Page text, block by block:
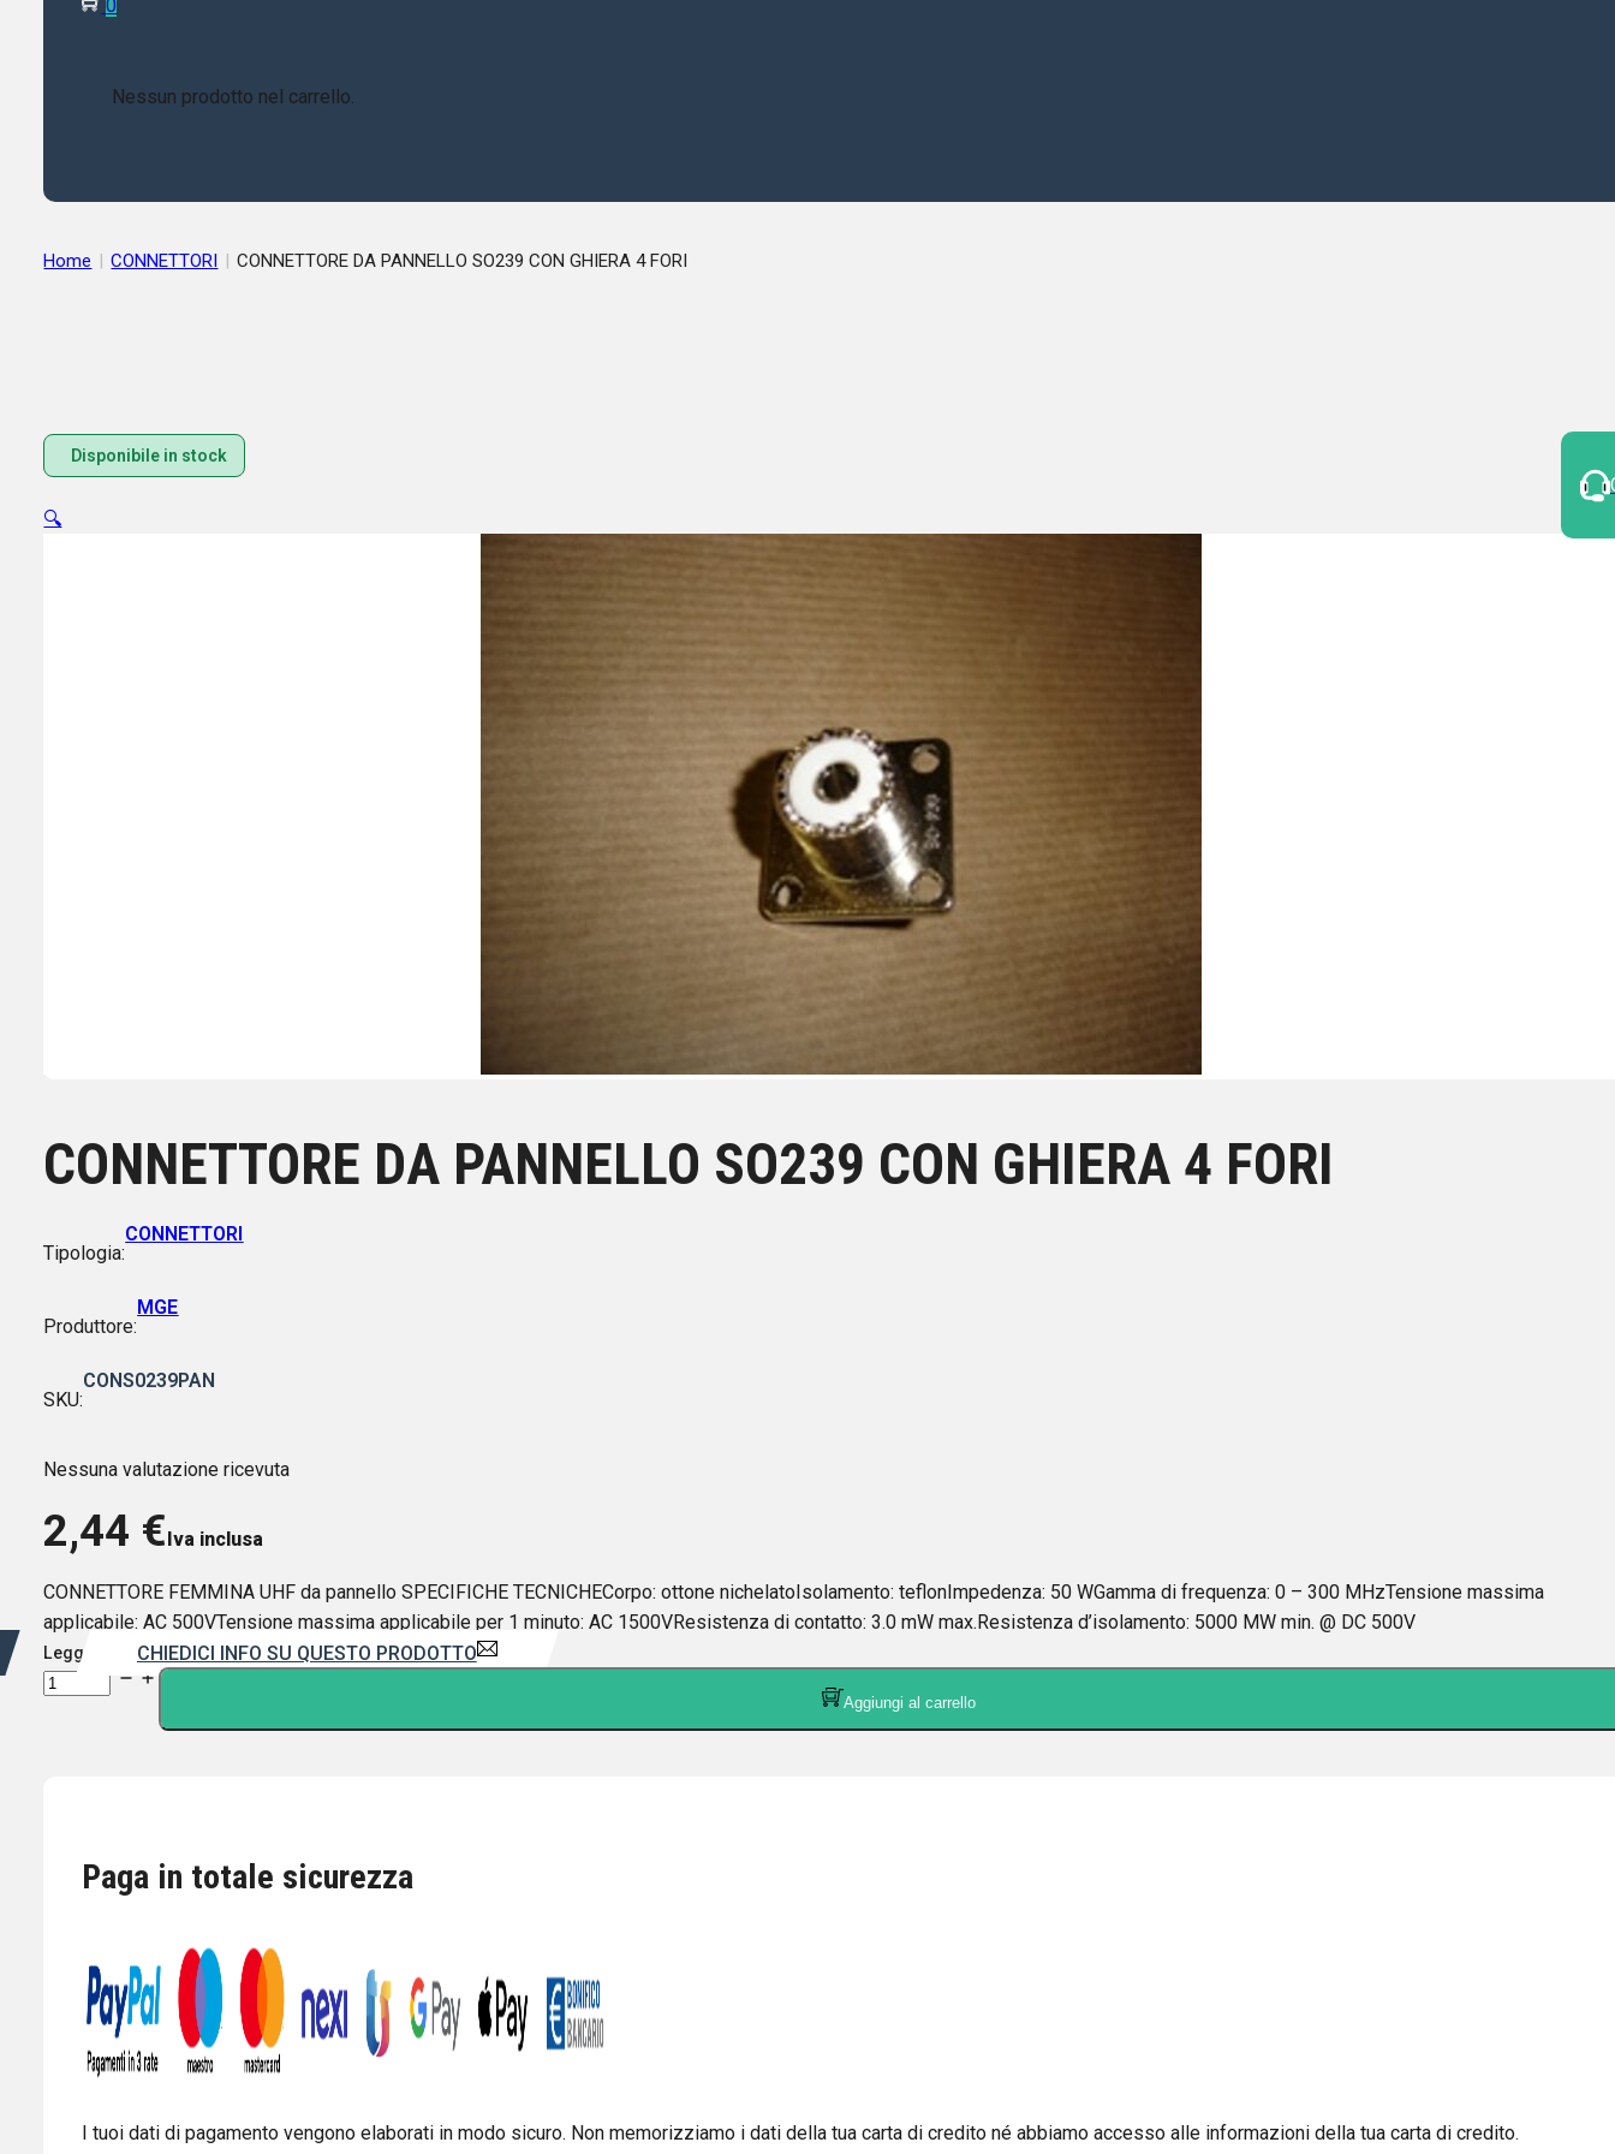
0
Nessun prodotto nel carrello.
Home | CONNETTORI | CONNETTORE DA PANNELLO SO239 CON GHIERA 4 FORI
Disponibile in stock
🔍
CONNETTORE DA PANNELLO SO239 CON GHIERA 4 FORI
Tipologia:
CONNETTORI
Produttore:
MGE
SKU:
CONS0239PAN
Nessuna valutazione ricevuta
2,44 €Iva inclusa
CONNETTORE FEMMINA UHF da pannello SPECIFICHE TECNICHECorpo: ottone nichelatoIsolamento: teflonImpedenza: 50 WGamma di frequenza: 0 – 300 MHzTensione massima
applicabile: AC 500VTensione massima applicabile per 1 minuto: AC 1500VResistenza di contatto: 3.0 mW max.Resistenza d’isolamento: 5000 MW min. @ DC 500V
Leggi di più CHIEDICI INFO SU QUESTO PRODOTTO
CONNETTORE
FORI
Aggiungi al carrello
Paga in totale sicurezza
I tuoi dati di pagamento vengono elaborati in modo sicuro. Non memorizziamo i dati della tua carta di credito né abbiamo accesso alle informazioni della tua carta di credito.